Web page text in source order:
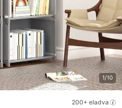
1/10
200+ eladva